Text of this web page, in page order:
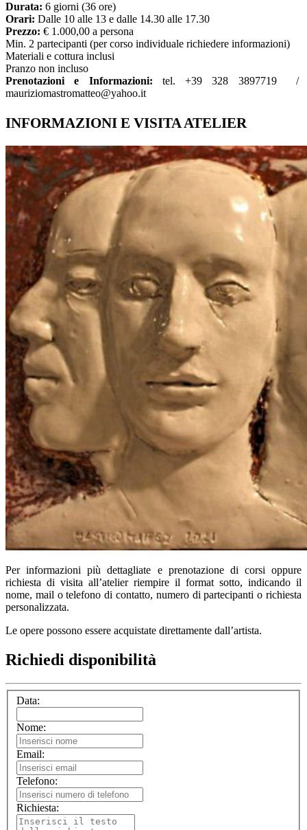
Durata: 6 giorni (36 ore)
Orari: Dalle 10 alle 13 e dalle 14.30 alle 17.30
Prezzo: € 1.000,00 a persona
Min. 2 partecipanti (per corso individuale richiedere informazioni)
Materiali e cottura inclusi
Pranzo non incluso
Prenotazioni e Informazioni: tel. +39 328 3897719 /
mauriziomastromatteo@yahoo.it
INFORMAZIONI E VISITA ATELIER
Per informazioni più dettagliate e prenotazione di corsi oppure
richiesta di visita all’atelier riempire il format sotto, indicando il
nome, mail o telefono di contatto, numero di partecipanti o richiesta
personalizzata.
Le opere possono essere acquistate direttamente dall’artista.
Richiedi disponibilità
Data:
Nome:
Email:
Telefono:
Richiesta: